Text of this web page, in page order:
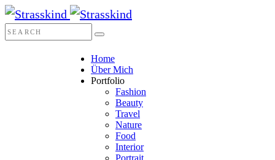
Home
Über Mich
Portfolio
Fashion
Beauty
Travel
Nature
Food
Interior
Portrait